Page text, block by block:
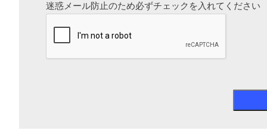
迷惑メール防止のため必ずチェックを入れてください